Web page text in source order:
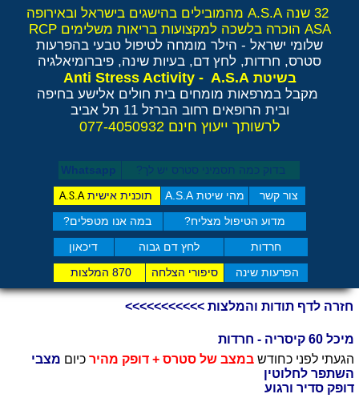
צור קשר מהי שיטת A.S.A תוכנית אישיתA.S.A
חרדות לחץ דם גבוה דיכאון
מדוע הטיפול מצליח? במה אנו מטפלים?
הפרעות שינה סיפורי הצלחה 870 המלצות
בדוק כמה תסמיני סט​רס יש לך? Whatsapp
32 שנה A.S.A מהמובילים בהישגים בישראל ובאירופה
ASA הוכרה בלשכה למקצועות בריאות משלימים RCP
שלומי ישראל - הילר מומחה לטיפול טבעי בהפרעות
סטרס, חרדות, לחץ דם, בעיות שינה, פיברומיאלגיה
בשיטת Anti Stress Activity - A.S.A
מקבל במרפאות מומחים בית חולים אלישע בחיפה
ובית הרופאים רחוב הברזל 11 תל אביב
לרשותך ייעוץ חינם 077-4050932
מיכל 60 קיסריה - חרדות
הגעתי לפני כחודשבמצב של סטרס + דופק מהירכיום מצבי
השתפר לחלוטין
דופק סדיר ורגוע
חזרה לדף תודות והמלצות >>>>>>>>>>>